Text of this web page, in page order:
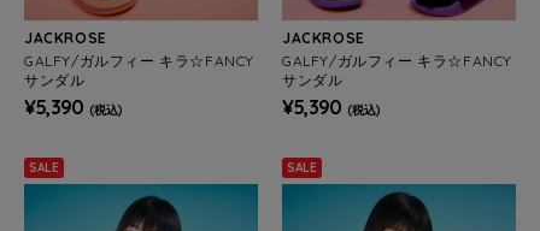
JACKROSE
GALFY/ガルフィー キラ☆FANCY
サンダル
¥5,390 (税込)
JACKROSE
GALFY/ガルフィー キラ☆FANCY
サンダル
¥5,390 (税込)
SALE SALE